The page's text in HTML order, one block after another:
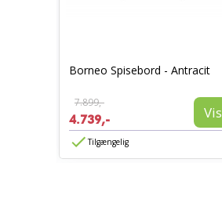
Borneo Spisebord - Antracit
7.899,-
4.739,- Vis
Tilgængelig